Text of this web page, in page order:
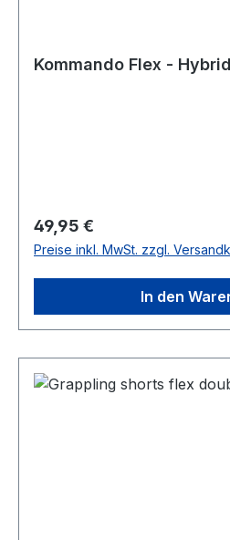
Kommando Flex -
Regulärer Preis:
49,95 €
Preise inkl. MwSt. zzgl.
In den